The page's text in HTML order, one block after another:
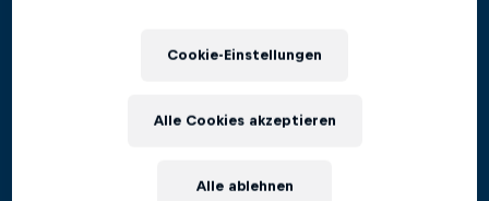
Stopp-Punkte: 405
Cookie-Einstellungen
Alle ablehnen
Alle Cookies akzeptieren